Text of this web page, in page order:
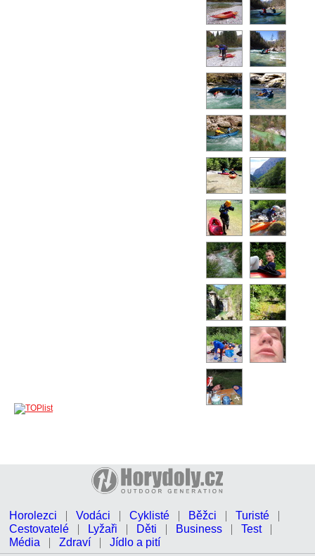
Horolezci Vodáci Cyklisté Běžci
Turisté
Cestovatelé
Lyžaři Děti Business
Test
Média
Zdraví Jídlo a pití